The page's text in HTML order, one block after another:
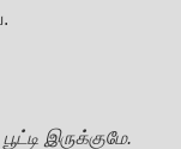
இருக்குமே.